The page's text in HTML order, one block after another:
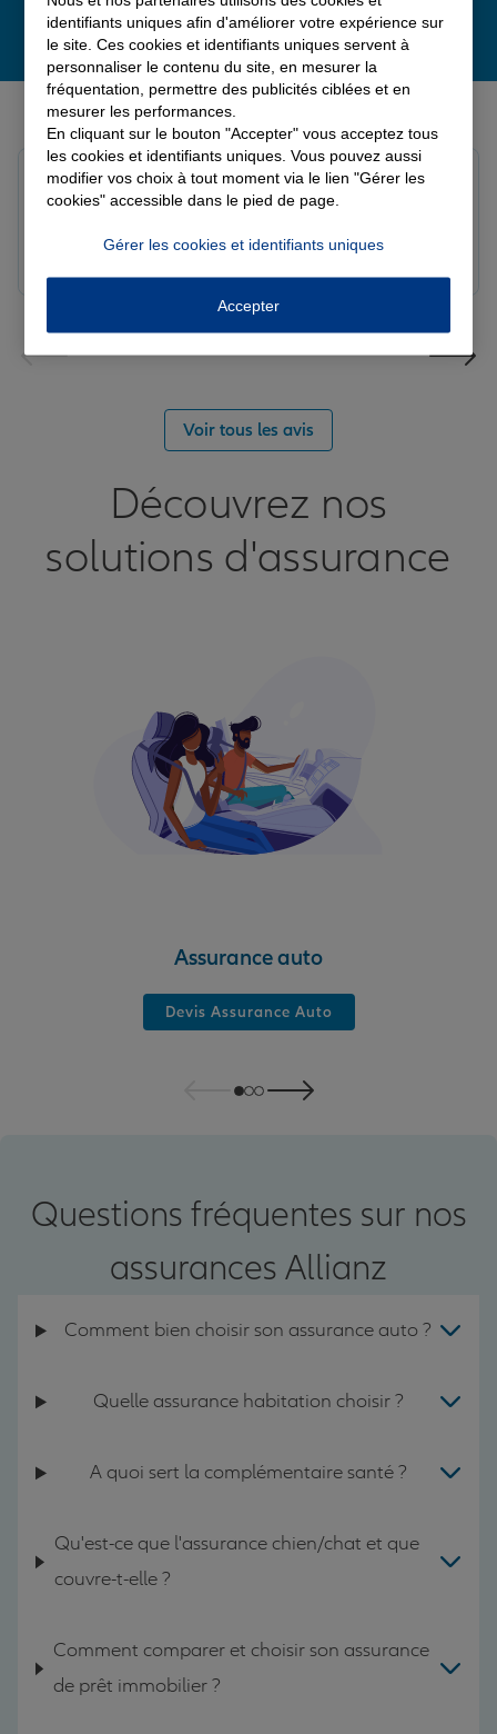
Derniers avis de nos agences Allianz
Note de 5 sur 5
Merci à Madi pour son écoute et ces conseils précieux.
Yayaya M.
Voir tous les avis
Découvrez nos
solutions d'assurance
Assurance auto
Devis Assurance Auto
Questions fréquentes sur nos
assurances Allianz
Comment bien choisir son assurance auto ?
Quelle assurance habitation choisir ?
A quoi sert la complémentaire santé ?
Qu'est-ce que l'assurance chien/chat et que
couvre-t-elle ?
Comment comparer et choisir son assurance
de prêt immobilier ?
identifiants uniques afin d'améliorer votre expérience sur
le site. Ces cookies et identifiants uniques servent à
personnaliser le contenu du site, en mesurer la
fréquentation, permettre des publicités ciblées et en
mesurer les performances.
En cliquant sur le bouton "Accepter" vous acceptez tous
les cookies et identifiants uniques. Vous pouvez aussi
modifier vos choix à tout moment via le lien "Gérer les
cookies" accessible dans le pied de page.
Gérer les cookies et identifiants uniques
Accepter